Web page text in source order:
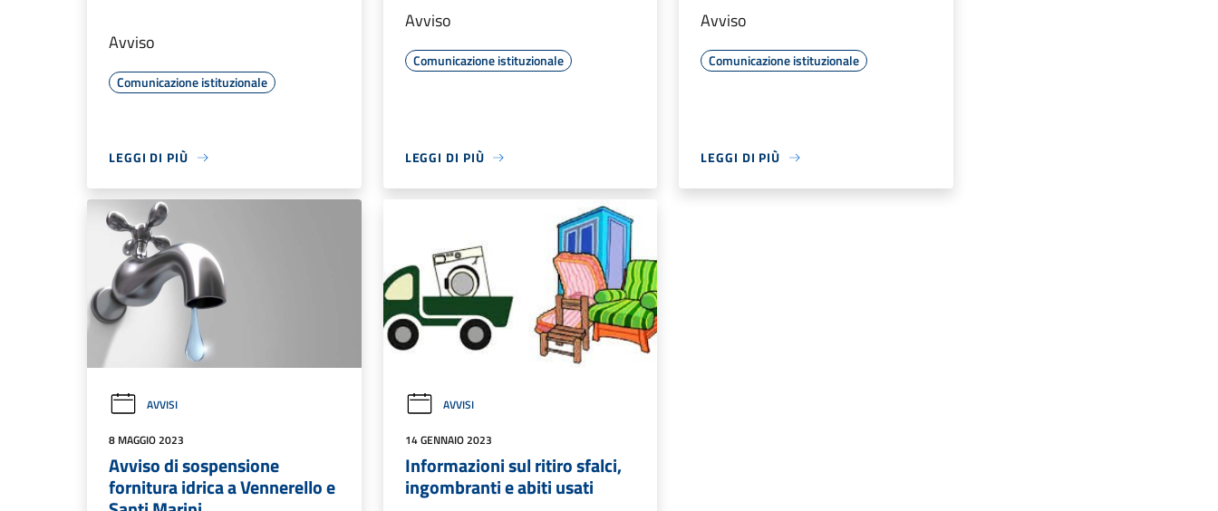
Avviso
Comunicazione istituzionale
LEGGI DI PIÙ
Avviso
Comunicazione istituzionale
LEGGI DI PIÙ
Avviso
Comunicazione istituzionale
LEGGI DI PIÙ
AVVISI
8 MAGGIO 2023
Avviso di sospensione
fornitura idrica a Vennerello e
AVVISI
14 GENNAIO 2023
Informazioni sul ritiro sfalci,
ingombranti e abiti usati